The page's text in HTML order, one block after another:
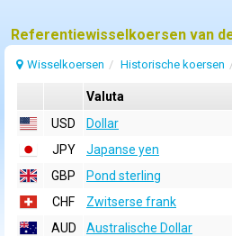
Wisselkoersen Historische koersen
Valuta
USD
Dollar
JPY
Japanse yen
GBP
Pond sterling
CHF
Zwitserse frank
AUD
Australische Dollar